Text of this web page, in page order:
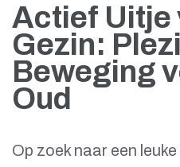
Actief Uitje
Gezin:
Beweging
Oud
Op zoek naar een